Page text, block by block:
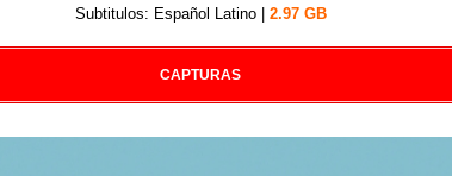
Subtitulos: Español Latino | 2.97 GB
CAPTURAS